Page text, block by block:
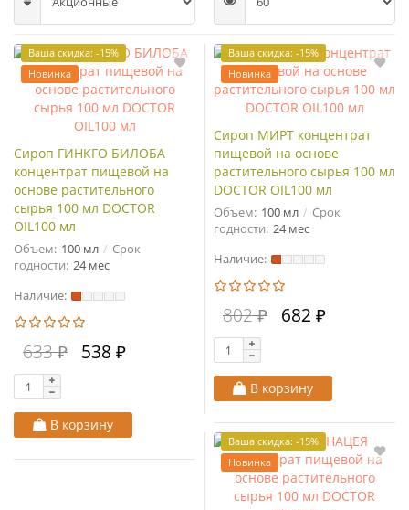
Ваша скидка: -15%
Новинка
Сироп ГИНКГО БИЛОБА
концентрат пищевой на
основе растительного
сырья 100 мл DOCTOR
OIL100 мл
Объем: 100 мл
Срок
годности: 24 мес
Наличие:
633 ₽ 538 ₽
В корзину
Ваша скидка: -15%
Новинка
Сироп МИРТ концентрат
пищевой на основе
растительного сырья 100 мл
DOCTOR OIL100 мл
Объем: 100 мл
Срок
годности: 24 мес
Наличие:
802 ₽ 682 ₽
В корзину
Ваша скидка: -15%
Новинка